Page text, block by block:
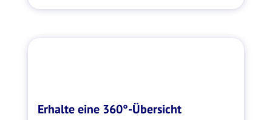
Erhalte eine 360°-Übersicht